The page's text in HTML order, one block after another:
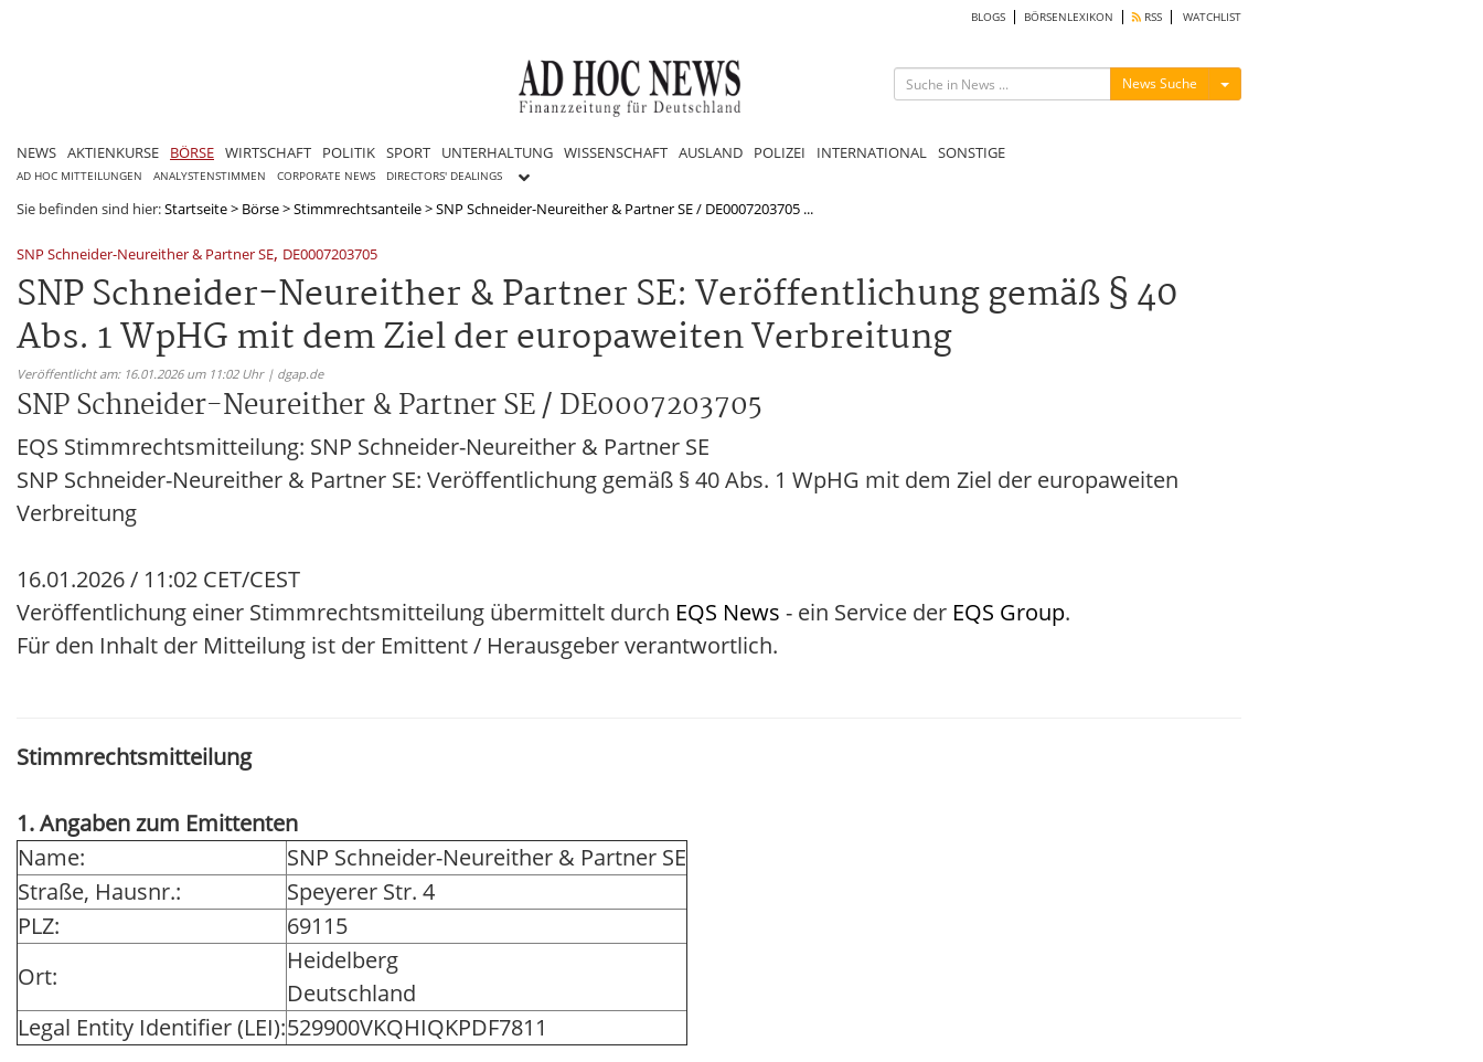
BLOGS BÖRSENLEXIKON RSS WATCHLIST
News Suche Menü ein-/ausblenden
NEWS AKTIENKURSE BÖRSE WIRTSCHAFT POLITIK SPORT UNTERHALTUNG WISSENSCHAFT AUSLAND POLIZEI INTERNATIONAL SONSTIGE
AD HOC MITTEILUNGEN ANALYSTENSTIMMEN CORPORATE NEWS DIRECTORS' DEALINGS
Sie befinden sind hier:Startseite> Börse>Stimmrechtsanteile>SNP Schneider-Neureither & Partner SE / DE0007203705 ...
SNP Schneider-Neureither & Partner SE, DE0007203705
SNP Schneider-Neureither & Partner SE: Veröffentlichung gemäß § 40
Abs. 1 WpHG mit dem Ziel der europaweiten Verbreitung
Veröffentlicht am: 16.01.2026 um 11:02 Uhr | dgap.de
SNP Schneider-Neureither & Partner SE / DE0007203705
EQS Stimmrechtsmitteilung: SNP Schneider-Neureither & Partner SE
SNP Schneider-Neureither & Partner SE: Veröffentlichung gemäß § 40 Abs. 1 WpHG mit dem Ziel der europaweiten
Verbreitung
16.01.2026 / 11:02 CET/CEST
Veröffentlichung einer Stimmrechtsmitteilung übermittelt durch EQS News - ein Service der EQS Group.
Für den Inhalt der Mitteilung ist der Emittent / Herausgeber verantwortlich.
Stimmrechtsmitteilung
1. Angaben zum Emittenten
Name:
SNP Schneider-Neureither & Partner SE
Straße, Hausnr.:
Speyerer Str. 4
PLZ:
69115
Ort:
Heidelberg
Deutschland
Legal Entity Identifier (LEI):529900VKQHIQKPDF7811